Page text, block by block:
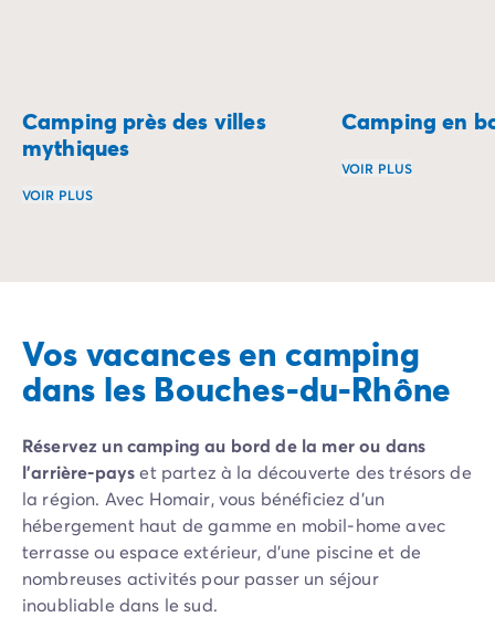
Camping près des villes
mythiques
VOIR PLUS
Camping en
VOIR PLUS
Vos vacances en camping
dans les Bouches-du-Rhône
Réservez un camping au bord de la mer ou dans
l’arrière-payset partez à la découverte des trésors de
la région. Avec Homair, vous bénéficiez d’un
hébergement haut de gamme en mobil-home avec
terrasse ou espace extérieur, d’une piscine et de
nombreuses activités pour passer un séjour
inoubliable dans le sud.